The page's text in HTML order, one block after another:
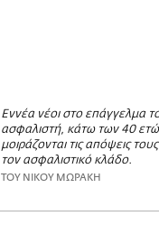
Εννέα νέοι στο επάγγελμα
ασφαλιστή, κάτω των 40
μοιράζονται τις απόψεις τους
τον ασφαλιστικό κλάδο.
ΤΟΥ ΝΙΚΟΥ ΜΩΡΑΚΗ